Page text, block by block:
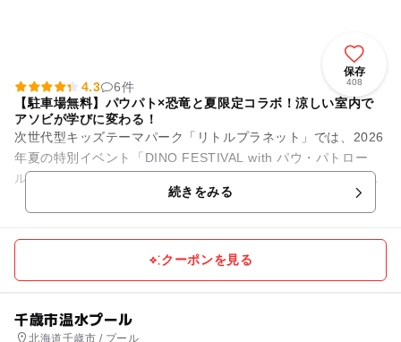
保存
408
4.3
6件
【駐車場無料】パウパト×恐竜と夏限定コラボ！涼しい室内で
アソビが学びに変わる！
次世代型キッズテーマパーク「リトルプラネット」では、2026
年夏の特別イベント「DINO FESTIVAL with パウ・パトロー
ル」を開催中！映画公開を記念した、今しか楽しめない大迫力
続きをみる
クーポンを見る
千歳市温水プール
北海道千歳市 / プール